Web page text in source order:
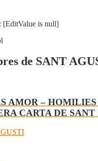
[EditValue is null]
de SANT
AMOR –
CARTA DE SANT